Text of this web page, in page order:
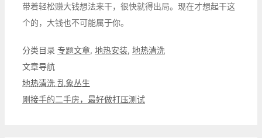
带着轻松赚大钱想法来干，很快就得出局。现在才想起干这
个的，大钱也不可能属于你。
分类目录 专题文章, 地热安装, 地热清洗
文章导航
地热清洗 乱象丛生
刚接手的二手房，最好做打压测试